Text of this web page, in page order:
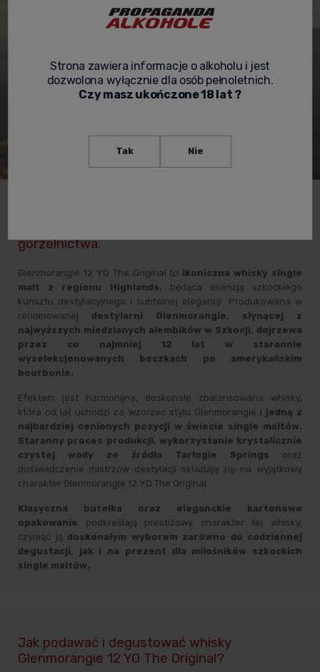
gorzelnictwa.
Glenmorangie 12 YO The Original to ikoniczna whisky single
malt z regionu Highlands, będąca esencją szkockiego
kunsztu destylacyjnego i subtelnej elegancji. Produkowana w
renomowanej destylarni Glenmorangie, słynącej z
najwyższych miedzianych alembików w Szkocji, dojrzewa
przez co najmniej 12 lat w starannie
wyselekcjonowanych beczkach po amerykańskim
bourbonie.
Efektem jest harmonijna, doskonale zbalansowana whisky,
która od lat uchodzi za wzorzec stylu Glenmorangie i jedną z
najbardziej cenionych pozycji w świecie single maltów.
Staranny proces produkcji, wykorzystanie krystalicznie
czystej wody ze źródła Tarlogie Springs oraz
doświadczenie mistrzów destylacji składają się na wyjątkowy
charakter Glenmorangie 12 YO The Original.
Klasyczna butelka oraz eleganckie kartonowe
opakowanie podkreślają prestiżowy charakter tej whisky,
czyniąc ją doskonałym wyborem zarówno do codziennej
degustacji, jak i na prezent dla miłośników szkockich
single maltów.
Jak podawać i degustować whisky
Glenmorangie 12 YO The Original?
Strona zawiera informacje o alkoholu i jest
dozwolona wyłącznie dla osób pełnoletnich.
Czy masz ukończone 18 lat ?
Tak Nie